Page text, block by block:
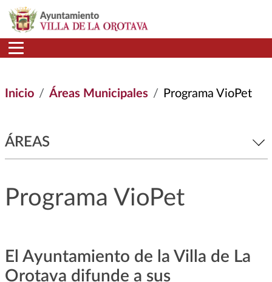
Pasar al contenido principal
Inicio Áreas Municipales Programa VioPet
ÁREAS
Programa VioPet
El Ayuntamiento de la Villa de La
Orotava difunde a sus